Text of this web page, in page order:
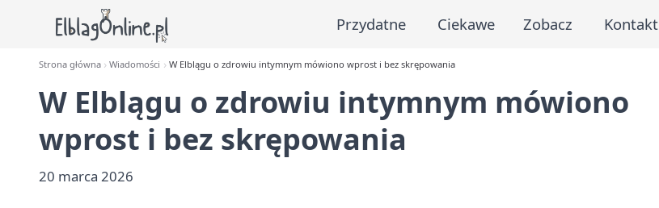
Przydatne Ciekawe Zobacz Kontakt
Strona główna Wiadomości W Elblągu o zdrowiu intymnym mówiono wprost i bez skrępowania
W Elblągu o zdrowiu intymnym mówiono
wprost i bez skrępowania
20 marca 2026